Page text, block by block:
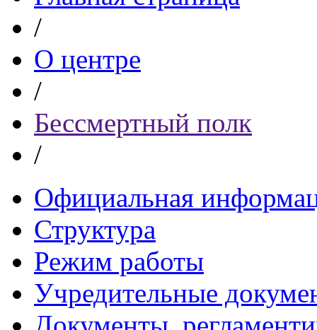
/
О центре
/
Бессмертный полк
/
Официальная
Структура
Режим работы
Учредительные